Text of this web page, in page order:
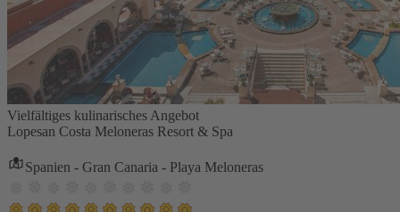
Vielfältiges kulinarisches Angebot
Lopesan Costa Meloneras Resort & Spa
Spanien - Gran Canaria - Playa Meloneras